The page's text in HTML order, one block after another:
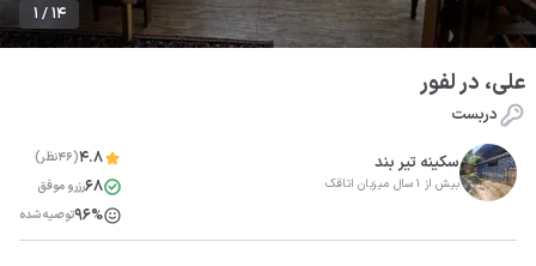
1 / 14
علی، در لفور
دربست
سکینه تیر بند
بیش از 1 سال میزبان اتاقک
4.8(46نظر)
68رزرو موفق
96%توصیه شده